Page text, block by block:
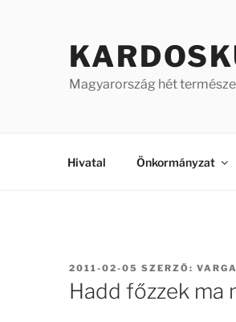
Magyarország hét
Hivatal Önkormányzat
BEKÜLDVE:
2011-02-05 SZERZŐ:
Hadd főzzek ma